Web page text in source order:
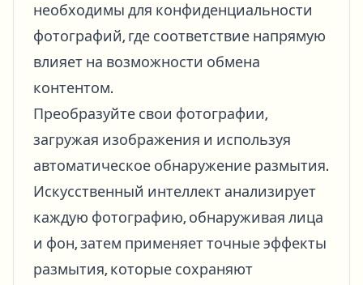
необходимы для конфиденциальности
фотографий, где соответствие напрямую
влияет на возможности обмена
контентом.
Преобразуйте свои фотографии,
загружая изображения и используя
автоматическое обнаружение размытия.
Искусственный интеллект анализирует
каждую фотографию, обнаруживая лица
и фон, затем применяет точные эффекты
размытия, которые сохраняют